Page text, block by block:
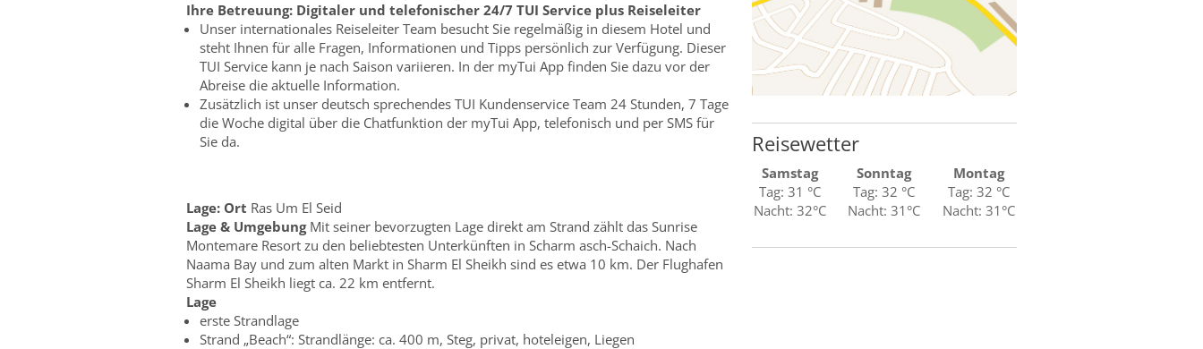
Ihre Betreuung: Digitaler und telefonischer 24/7 TUI Service plus Reiseleiter
Unser internationales Reiseleiter Team besucht Sie regelmäßig in diesem Hotel und
steht Ihnen für alle Fragen, Informationen und Tipps persönlich zur Verfügung. Dieser
TUI Service kann je nach Saison variieren. In der myTui App finden Sie dazu vor der
Abreise die aktuelle Information.
Zusätzlich ist unser deutsch sprechendes TUI Kundenservice Team 24 Stunden, 7 Tage
die Woche digital über die Chatfunktion der myTui App, telefonisch und per SMS für
Sie da.
Lage: Ort Ras Um El Seid
Lage & UmgebungMit seiner bevorzugten Lage direkt am Strand zählt das Sunrise
Montemare Resort zu den beliebtesten Unterkünften in Scharm asch-Schaich. Nach
Naama Bay und zum alten Markt in Sharm El Sheikh sind es etwa 10 km. Der Flughafen
Sharm El Sheikh liegt ca. 22 km entfernt.
Lage
erste Strandlage
Strand „Beach“: Strandlänge: ca. 400 m, Steg, privat, hoteleigen, Liegen
Reisewetter
Samstag
Tag: 31 °C
Nacht: 32°C
Sonntag
Tag: 32 °C
Nacht: 31°C
Montag
Tag: 32 °C
Nacht: 31°C